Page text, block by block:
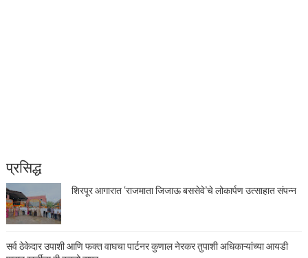
प्रसिद्ध
शिरपूर आगारात ‘राजमाता जिजाऊ बससेवे’चे लोकार्पण उत्साहात संपन्न
सर्व ठेकेदार उपाशी आणि फक्त वाघचा पार्टनर कुणाल नेरकर तुपाशी अधिकाऱ्यांच्या आयडी